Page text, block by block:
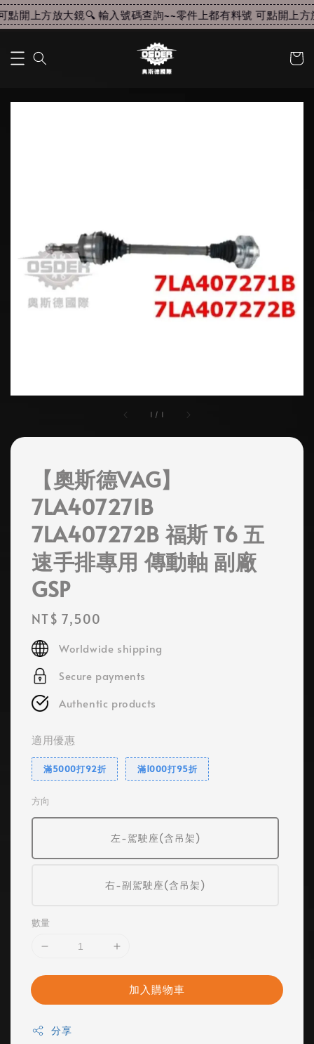
點開上方放大鏡🔍 輸入號碼查詢~~零件上都有料號 可點開上方
1 / 1
【奧斯德VAG】
7LA407271B
7LA407272B 福斯 T6 五
速手排專用 傳動軸 副廠
GSP
Regular
price
NT$ 7,500
Worldwide shipping
Secure payments
Authentic products
適用優惠
滿5000打92折 滿1000打95折
方向
左-駕駛座(含吊架)
右-副駕駛座(含吊架)
數量
加入購物車
分享